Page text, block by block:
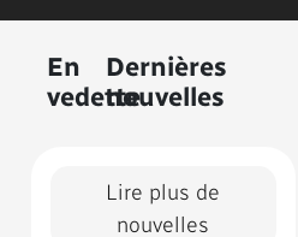
En
vedette
Dernières
nouvelles
Lire plus de
nouvelles